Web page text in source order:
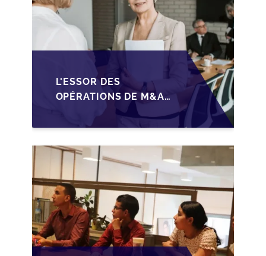
L'ESSOR DES
OPÉRATIONS DE M&A
MID-MARKET AU
MAROC EN 2026 :
DÉFIS POUR LES PME